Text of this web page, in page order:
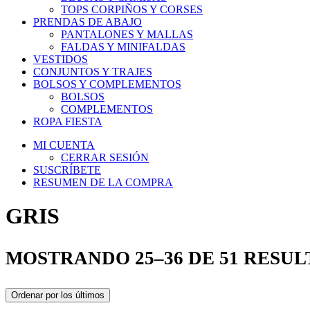
TOPS CORPIÑOS Y CORSES
PRENDAS DE ABAJO
PANTALONES Y MALLAS
FALDAS Y MINIFALDAS
VESTIDOS
CONJUNTOS Y TRAJES
BOLSOS Y COMPLEMENTOS
BOLSOS
COMPLEMENTOS
ROPA FIESTA
MI CUENTA
CERRAR SESIÓN
SUSCRÍBETE
RESUMEN DE LA COMPRA
GRIS
MOSTRANDO 25–36 DE 51
Ordenar por los últimos